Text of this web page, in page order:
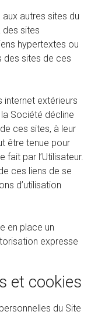
autres sites du
des sites
hypertextes ou
des sites de ces
internet extérieurs
la Société décline
ces sites, à leur
être tenue pour
fait par l’Utilisateur.
ces liens de se
d’utilisation
en place un
expresse
et cookies
du Site